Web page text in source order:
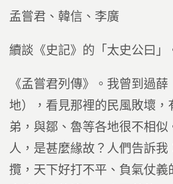
孟嘗君、韓信、李廣
續談《史記》的「太史公曰」
《孟嘗君列傳》。我曾到過
地），看見那裡的民風敗壞，
弟，與鄒、魯等各地很不相似
人，是甚麼緣故？人們告訴我
攬，天下好打不平、負氣仗義